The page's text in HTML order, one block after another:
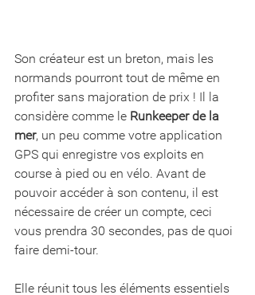
Son créateur est un breton, mais les
normands pourront tout de même en
profiter sans majoration de prix ! Il la
considère comme le Runkeeper de la
mer, un peu comme votre application
GPS qui enregistre vos exploits en
course à pied ou en vélo. Avant de
pouvoir accéder à son contenu, il est
nécessaire de créer un compte, ceci
vous prendra 30 secondes, pas de quoi
faire demi-tour.
Elle réunit tous les éléments essentiels